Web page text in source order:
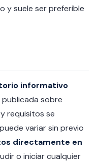
y suele ser preferible
informativo
publicada sobre
requisitos se
variar sin previo
directamente en
o iniciar cualquier